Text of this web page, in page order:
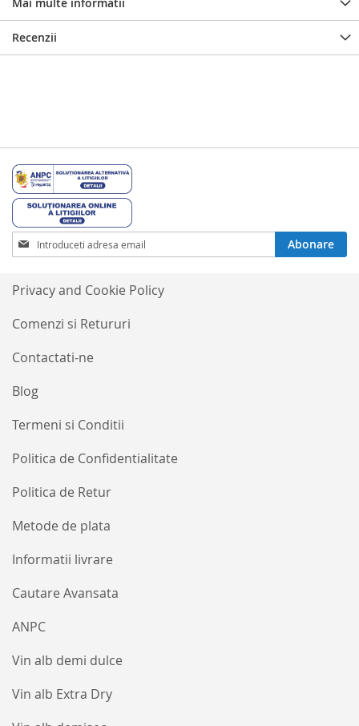
Recenzii
Termeni si Conditii
Politica de Confidentialitate
Politica de Retur
Metode de plata
Informatii livrare
Cautare Avansata
ANPC
Vin alb demi dulce
Vin alb Extra Dry
Privacy and Cookie Policy
Comenzi si Retururi
Contactati-ne
Blog
Inscrieti-
va
Buletinele
noastre
informative
Abonare